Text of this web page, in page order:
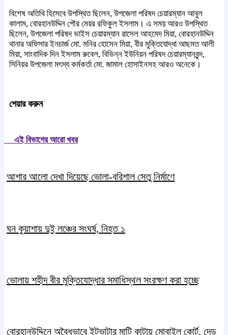
বিশেষ অতিথি হিসেবে উপস্থিত ছিলেন, উপজেলা পরিষদ চেয়ারম্যান আবুল
কালাম, বোরহানউদ্দিন পৌর মেয়র রফিকুল ইসলাম। এ সময় আরও উপস্থিত
ছিলেন, উপজেলা পরিষদ ভাইস চেয়ারম্যান রাসেল আহমেদ মিয়া, বোরহানউদ্দিন
থানার অফিসার ইনচার্জ মো. মনির হোসেন মিয়া, বীর মুক্তিযোদ্ধা আছমত আলী
মিয়া, সাংবাদিক দিন ইসলাম রুবেল, বিভিন্ন ইউনিয়ন পরিষদ চেয়ারম্যানবৃন্দ,
সিনিয়র উপজেলা মৎস্য কর্মকর্তা মো. জামাল হোসাইনসহ আরও অনেকে।
শেয়ার করুন
এই বিভাগের আরো খবর
আশার আলো দেখা দিয়েছে ভোলা-বরিশাল সেতু নির্মাণে
ঘন কুয়াশায় দুই লঞ্চের সংঘর্ষ, নিহত ১
ভোলায় শহীদ বীর মুক্তিযোদ্ধার সমাধিস্থল সংরক্ষণ করা হচ্ছে
বোরহানউদ্দিনে অবৈধভাবে ইটভাটার মাটি কাটায় মোবাইল কোর্ট, দেড়